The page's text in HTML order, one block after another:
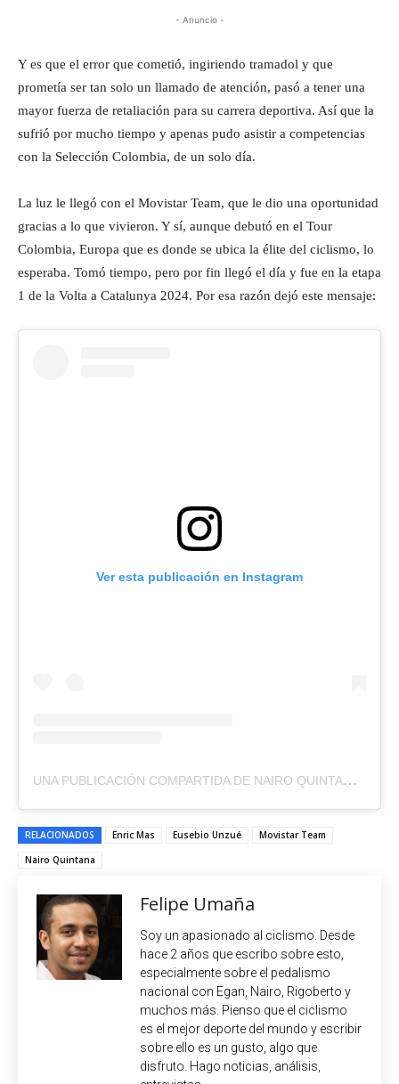
- Anuncio -
Y es que el error que cometió, ingiriendo tramadol y que
prometía ser tan solo un llamado de atención, pasó a tener una
mayor fuerza de retaliación para su carrera deportiva. Así que la
sufrió por mucho tiempo y apenas pudo asistir a competencias
con la Selección Colombia, de un solo día.
La luz le llegó con el Movistar Team, que le dio una oportunidad
gracias a lo que vivieron. Y sí, aunque debutó en el Tour
Colombia, Europa que es donde se ubica la élite del ciclismo, lo
esperaba. Tomó tiempo, pero por fin llegó el día y fue en la etapa
1 de la Volta a Catalunya 2024. Por esa razón dejó este mensaje:
Ver esta publicación en Instagram
UNA PUBLICACIÓN COMPARTIDA DE NAIRO QUINTANA (@NAIROQUINCOFICIAL)
RELACIONADOS Enric Mas Eusebio Unzué
Movistar Team
Nairo Quintana
Felipe Umaña
Soy un apasionado al ciclismo. Desde
hace 2 años que escribo sobre esto,
especialmente sobre el pedalismo
nacional con Egan, Nairo, Rigoberto y
muchos más. Pienso que el ciclismo
es el mejor deporte del mundo y escribir
sobre ello es un gusto, algo que
disfruto. Hago noticias, análisis,